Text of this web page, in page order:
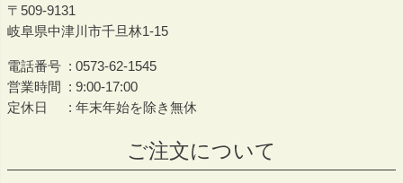
509-9131
岐阜県中津川市千旦林1-15
電話番号
0573-62-1545
営業時間
9:00-17:00
定休日
年末年始を除き無休
ご注文について